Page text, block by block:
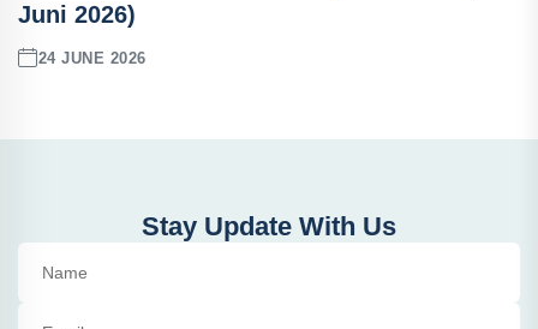
Juni 2026)
24 JUNE 2026
Stay Update With Us